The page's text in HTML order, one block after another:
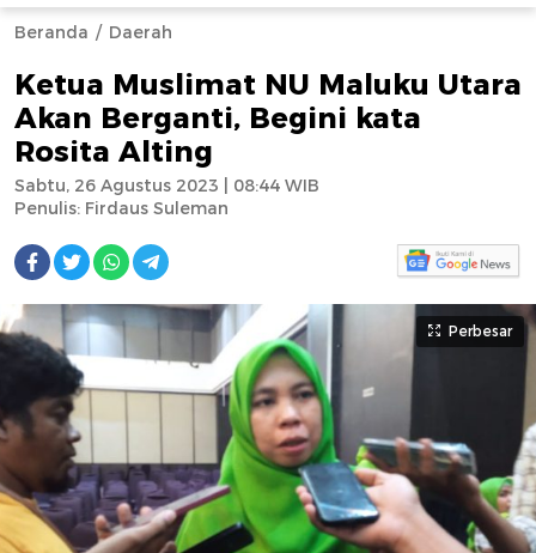
Beranda Daerah
Ketua Muslimat NU Maluku Utara
Akan Berganti, Begini kata
Rosita Alting
Penulis: Firdaus Suleman
Sabtu, 26 Agustus 2023 | 08:44 WIB
Perbesar
--